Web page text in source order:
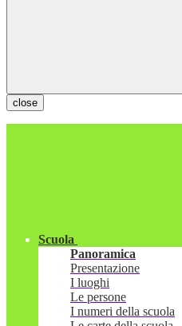
close
Scuola
Panoramica
Presentazione
I luoghi
Le persone
I numeri della scuola